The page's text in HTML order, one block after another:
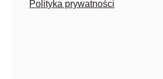
Polityka prywatności